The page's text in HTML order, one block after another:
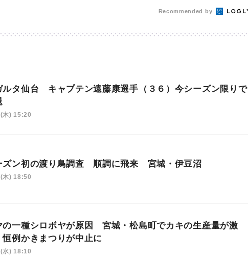
Recommended by
ルタ仙台 キャプテン遠藤康選手（３６）今シーズン限りで
木) 15:20
ズン初の渡り鳥調査 順調に飛来 宮城・伊豆沼
木) 18:50
の一種シロボヤが原因 宮城・松島町でカキの生産量が激
例かきまつりが中止に
水) 18:10